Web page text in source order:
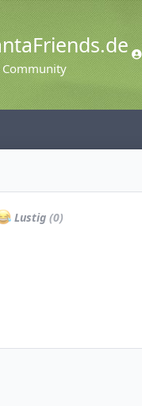
Community
Lustig (0)